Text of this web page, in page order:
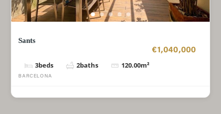
Sants
€1,040,000
3beds 2baths 120.00m²
BARCELONA